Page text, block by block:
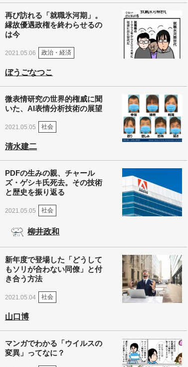
再び訪れる「就職氷河期」。
縁故優遇政権を終わらせるの
は今
2021.05.06 政治・経済
ぼうごなつこ
微表情研究の世界的権威に聞
いた、AI表情分析技術の展望
2021.05.05 社会
清水建二
PDFの生みの親、チャール
ズ・ゲシキ氏死去。その技術
と歴史を振り返る
2021.05.05 社会
柳井政和
新年度で登場した「どうして
もソリが合わない同僚」と付
き合う方法
2021.05.04 社会
山口博
マンガでわかる「ウイルスの
変異」ってなに？